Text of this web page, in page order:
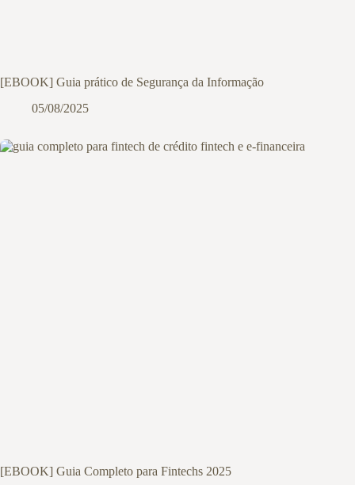
[EBOOK] Guia prático de Segurança da Informação
05/08/2025
[EBOOK] Guia Completo para Fintechs 2025